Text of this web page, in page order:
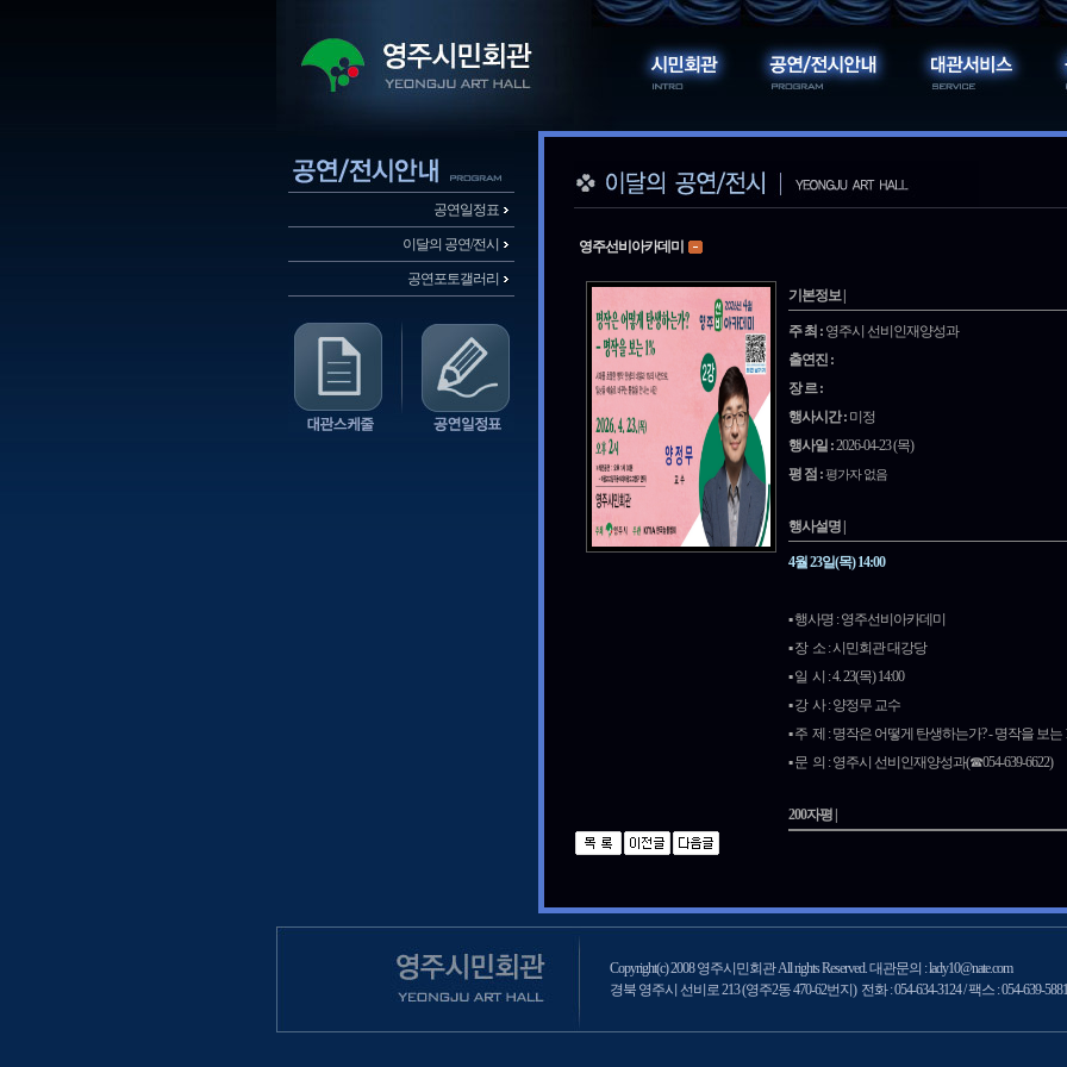
공연일정표
이달의 공연/전시
공연포토갤러리
영주선비아카데미
기본정보 |
주 최 : 영주시 선비인재양성과
출연진 :
장 르 :
행사시간 : 미정
행사일 :2026-04-23 (목)
평 점 :평가자 없음
행사설명 |
4월 23일(목) 14:00
▪️ 행사명 : 영주선비아카데미
▪️ 장 소 : 시민회관 대강당
▪️ 일 시 : 4. 23(목) 14:00
▪️ 강 사 : 양정무 교수
▪️ 주 제 : 명작은 어떻게 탄생하는가? - 명작을 보는
▪️ 문 의 : 영주시 선비인재양성과(☎054-639-6622)
200자평 |
Copyright(c) 2008 영주시민회관 All rights Reserved. 대관문의 : lady10@nate.com
경북 영주시 선비로 213 (영주2동 470-62번지) 전화 : 054-634-3124 / 팩스 : 054-639-5881